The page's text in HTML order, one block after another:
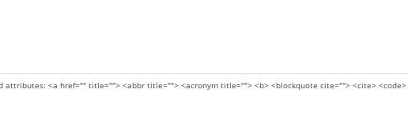
attributes: <a href="" title=""> <abbr title=""> <acronym title=""> <b> <blockquote cite=""> <cite>